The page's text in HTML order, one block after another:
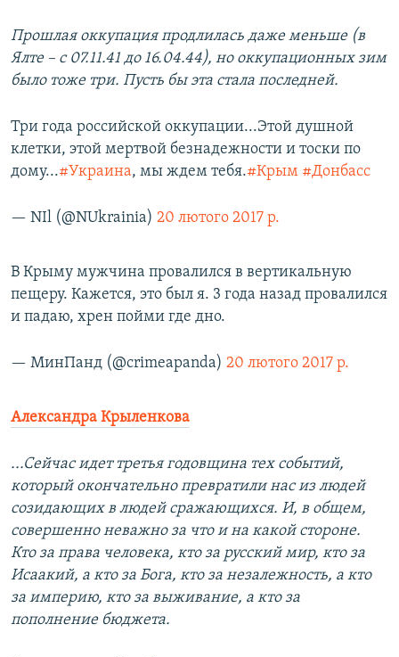
Прошлая оккупация продлилась даже меньше (в
Ялте – с 07.11.41 до 16.04.44), но оккупационных зим
было тоже три. Пусть бы эта стала последней.
Три года российской оккупации...Этой душной
клетки, этой мертвой безнадежности и тоски по
дому...#Украина, мы ждем тебя.#Крым #Донбасс
— NIl (@NUkrainia) 20 лютого 2017 р.
В Крыму мужчина провалился в вертикальную
пещеру. Кажется, это был я. 3 года назад провалился
и падаю, хрен пойми где дно.
— МинПанд (@crimeapanda) 20 лютого 2017 р.
Александра Крыленкова
...Сейчас идет третья годовщина тех событий,
который окончательно превратили нас из людей
созидающих в людей сражающихся. И, в общем,
совершенно неважно за что и на какой стороне.
Кто за права человека, кто за русский мир, кто за
Исаакий, а кто за Бога, кто за незалежность, а кто
за империю, кто за выживание, а кто за
пополнение бюджета.